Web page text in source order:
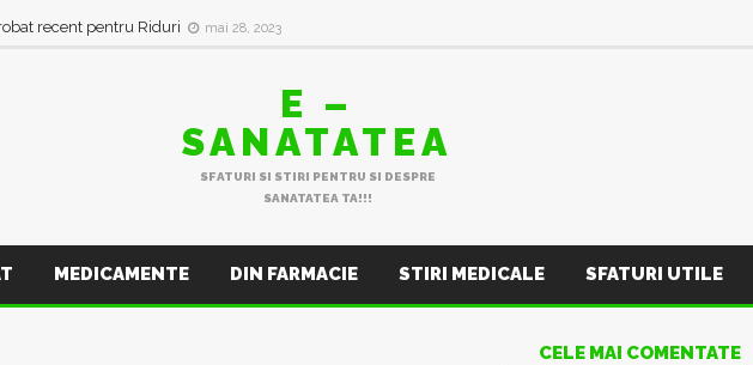
recent pentru Riduri mai 28, 2023
E –
SANATATEA
SFATURI SI STIRI PENTRU SI DESPRE
SANATATEA TA!!!
MEDICAMENTE DIN FARMACIE STIRI MEDICALE SFATURI UTILE
CELE MAI COMENTATE